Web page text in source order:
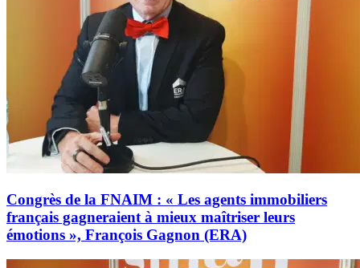
Congrès de la FNAIM : « Les agents immobiliers
français gagneraient à mieux maîtriser leurs
émotions », François Gagnon (ERA)